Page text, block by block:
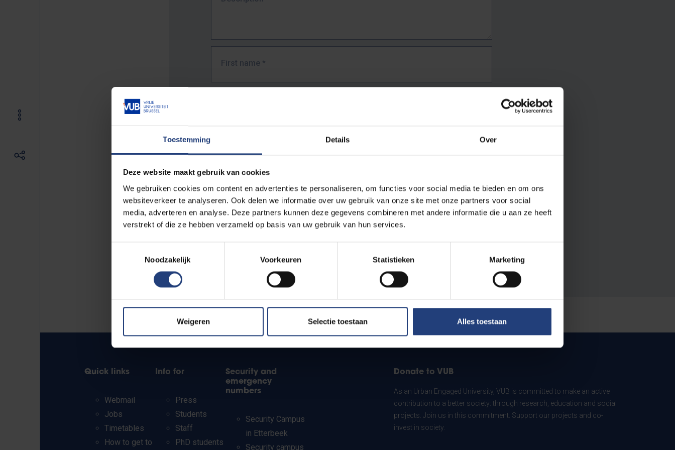
Toestemming Details Over
Deze website maakt gebruik van cookies
We gebruiken cookies om content en advertenties te personaliseren, om functies voor social media te bieden en om ons
websiteverkeer te analyseren. Ook delen we informatie over uw gebruik van onze site met onze partners voor social
media, adverteren en analyse. Deze partners kunnen deze gegevens combineren met andere informatie die u aan ze heeft
verstrekt of die ze hebben verzameld op basis van uw gebruik van hun services.
Noodzakelijk
Voorkeuren Statistieken Marketing
Weigeren Selectie toestaan Alles toestaan
First name *
The full URL of the page where you encountered the error.
E.g. https://www.vub.be/nl/studeren-aan-de-vub/alle-opleidingen
Quick links
Webmail
Jobs
Timetables
How to get to
Info for
Press
Students
Staff
PhD students
Security and
emergency
numbers
Security Campus
in Etterbeek
Security campus
Donate to VUB
As an Urban Engaged University, VUB is committed to make an active
contribution to a better society: through research, education and social
projects. Join us in this commitment. Support our projects and co-
invest in society.